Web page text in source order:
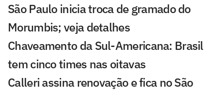
São Paulo inicia troca de gramado do
Morumbis; veja detalhes
Chaveamento da Sul-Americana: Brasil
tem cinco times nas oitavas
Calleri assina renovação e fica no São